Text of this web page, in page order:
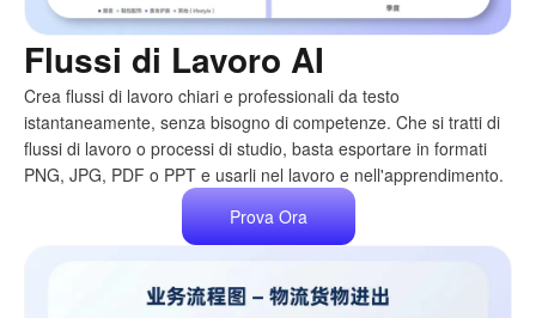
Flussi di Lavoro AI
Crea flussi di lavoro chiari e professionali da testo
istantaneamente, senza bisogno di competenze. Che si tratti di
flussi di lavoro o processi di studio, basta esportare in formati
PNG, JPG, PDF o PPT e usarli nel lavoro e nell'apprendimento.
Prova Ora